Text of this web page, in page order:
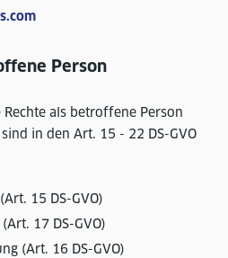
Person
als betroffene Person
in den Art. 15 - 22 DS-GVO
15 DS-GVO)
17 DS-GVO)
(Art. 16 DS-GVO)